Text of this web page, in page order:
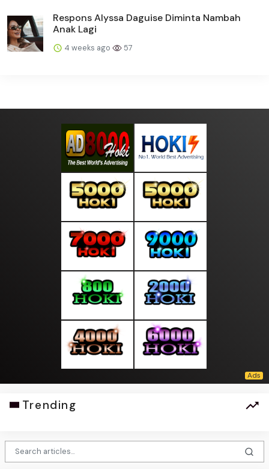
Respons Alyssa Daguise Diminta Nambah
Anak Lagi
4 weeks ago 57
Trending